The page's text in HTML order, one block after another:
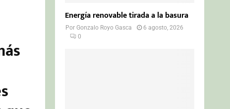
Energía renovable tirada a la basura
PorGonzalo Royo Gasca
6 agosto, 2026
0